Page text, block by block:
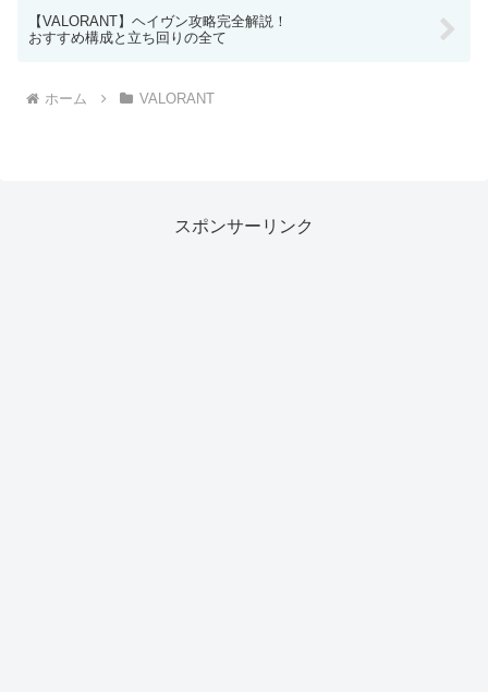
【VALORANT】ヘイヴン攻略完全解説！
おすすめ構成と立ち回りの全て
ホーム VALORANT
スポンサーリンク